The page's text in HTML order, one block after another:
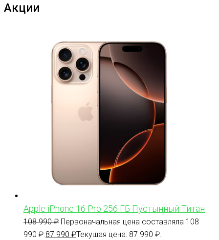
Акции
Apple iPhone 16 Pro 256 ГБ Пустынный Титан
108 990₽ Первоначальная цена составляла 108
990 ₽. 87 990 ₽Текущая цена: 87 990 ₽.